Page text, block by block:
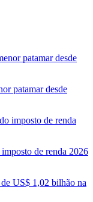
patamar desde
de renda 2026